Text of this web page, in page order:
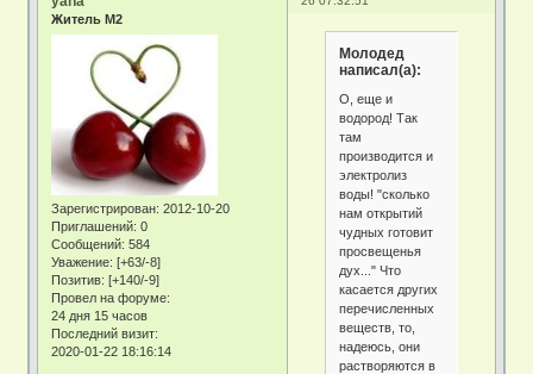
Житель М2
Зарегистрирован: 2012-10-20
Приглашений: 0
Сообщений: 584
Уважение: [+63/-8]
Позитив: [+140/-9]
Провел на форуме:
24 дня 15 часов
Последний визит:
2020-01-22 18:16:14
Молодед
написал(а):
О, еще и
водород! Так
там
производится и
электролиз
воды! "сколько
нам открытий
чудных готовит
просвещенья
дух..." Что
касается других
перечисленных
веществ, то,
надеюсь, они
растворяются в